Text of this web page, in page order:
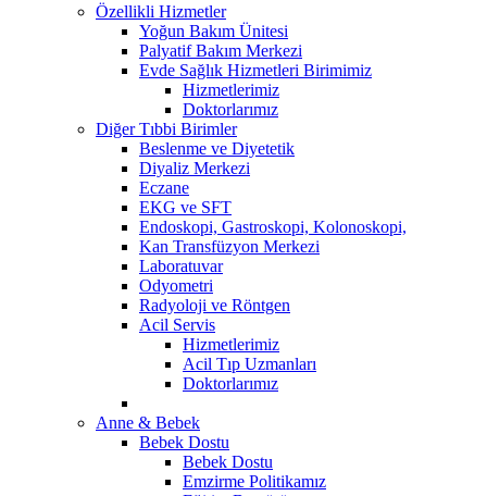
Özellikli Hizmetler
Yoğun Bakım Ünitesi
Palyatif Bakım Merkezi
Evde Sağlık Hizmetleri Birimimiz
Hizmetlerimiz
Doktorlarımız
Diğer Tıbbi Birimler
Beslenme ve Diyetetik
Diyaliz Merkezi
Eczane
EKG ve SFT
Endoskopi, Gastroskopi, Kolonoskopi,
Kan Transfüzyon Merkezi
Laboratuvar
Odyometri
Radyoloji ve Röntgen
Acil Servis
Hizmetlerimiz
Acil Tıp Uzmanları
Doktorlarımız
Anne & Bebek
Bebek Dostu
Bebek Dostu
Emzirme Politikamız